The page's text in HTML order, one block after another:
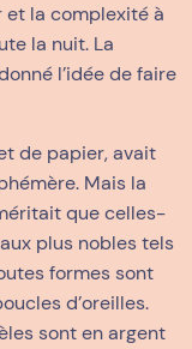
et la complexité à
la nuit. La
l’idée de faire
de papier, avait
Mais la
que celles-
plus nobles tels
formes sont
d’oreilles.
sont en argent